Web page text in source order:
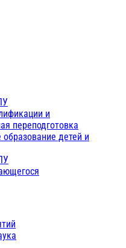
и
переподготовка
детей и